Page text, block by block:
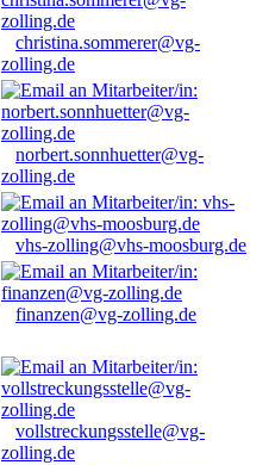
christina.sommerer@vg-
zolling.de
norbert.sonnhuetter@vg-
zolling.de
vhs-zolling@vhs-moosburg.de
finanzen@vg-zolling.de
vollstreckungsstelle@vg-
zolling.de